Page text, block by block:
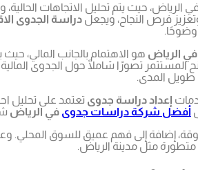
الرياض، حيث يتم تحليل الاتجاهات
فرص النجاح، ويجعل دراسة الجدوى
وضوحًا.
الرياض هو الاهتمام بالجانب المالي، حيث
تصورًا شاملًا حول الجدوى المالية
طويل المدى.
إعداد دراسة جدوى تعتمد على تحليل
أفضل شركة دراسات جدوى في الرياض
إضافة إلى فهم عميق للسوق المحلي.
مثل مدينة الرياض.